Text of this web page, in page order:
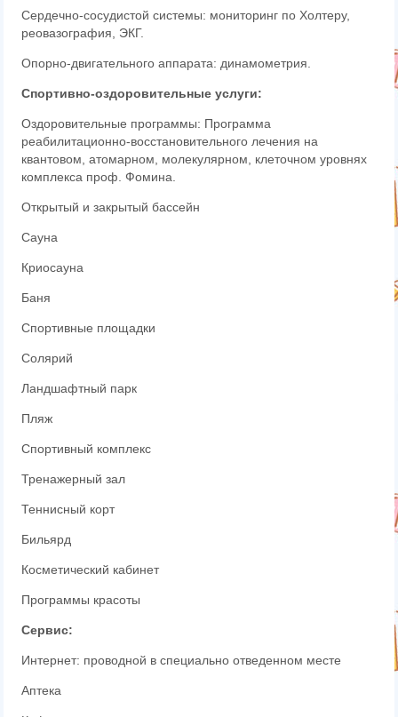
Сердечно-сосудистой системы: мониторинг по Холтеру,
реовазография, ЭКГ.
Опорно-двигательного аппарата: динамометрия.
Спортивно-оздоровительные услуги:
Оздоровительные программы: Программа
реабилитационно-восстановительного лечения на
квантовом, атомарном, молекулярном, клеточном уровнях
комплекса проф. Фомина.
Открытый и закрытый бассейн
Сауна
Криосауна
Баня
Спортивные площадки
Солярий
Ландшафтный парк
Пляж
Спортивный комплекс
Тренажерный зал
Теннисный корт
Бильярд
Косметический кабинет
Программы красоты
Сервис:
Интернет: проводной в специально отведенном месте
Аптека